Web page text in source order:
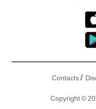
Contacts/
Copyright ©